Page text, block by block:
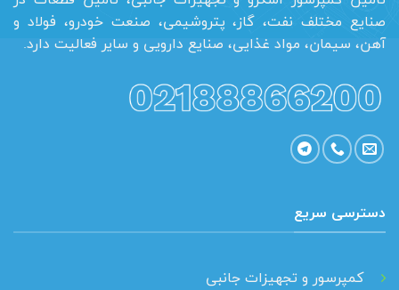
صنایع مختلف نفت، گاز، پتروشیمی، صنعت خودرو، فولاد و
آهن، سیمان، مواد غذایی، صنایع دارویی و سایر فعالیت دارد.
دسترسی سریع
کمپرسور و تجهیزات جانبی